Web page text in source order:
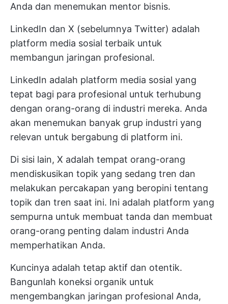
Anda dan menemukan mentor bisnis.
LinkedIn dan X (sebelumnya Twitter) adalah
platform media sosial terbaik untuk
membangun jaringan profesional.
LinkedIn adalah platform media sosial yang
tepat bagi para profesional untuk terhubung
dengan orang-orang di industri mereka. Anda
akan menemukan banyak grup industri yang
relevan untuk bergabung di platform ini.
Di sisi lain, X adalah tempat orang-orang
mendiskusikan topik yang sedang tren dan
melakukan percakapan yang beropini tentang
topik dan tren saat ini. Ini adalah platform yang
sempurna untuk membuat tanda dan membuat
orang-orang penting dalam industri Anda
memperhatikan Anda.
Kuncinya adalah tetap aktif dan otentik.
Bangunlah koneksi organik untuk
mengembangkan jaringan profesional Anda,